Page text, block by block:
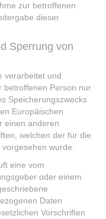
zur betroffenen
dieser
Sperrung von
verarbeitet und
betroffenen Person nur
Speicherungszwecks
Europäischen
einen anderen
welchen der für die
wurde.
eine vom
oder einem
Daten
Vorschriften